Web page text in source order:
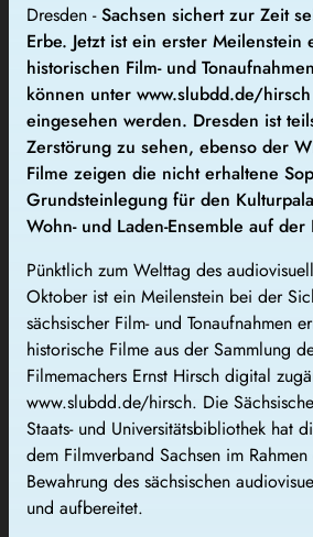
Dresden -Sachsen sichert zur Zeit
Erbe. Jetzt ist ein erster Meilenstein
historischen Film- und
können unter www.slubdd.de/
eingesehen werden. Dresden ist
Zerstörung zu sehen, ebenso der
Filme zeigen die nicht erhaltene
Grundsteinlegung für den
Wohn- und Laden-Ensemble auf
Pünktlich zum Welttag des
Oktober ist ein Meilenstein bei der
sächsischer Film- und Tonaufnahmen
historische Filme aus der Sammlung
Filmemachers Ernst Hirsch digital
www.slubdd.de/hirsch. Die
Staats- und Universitätsbibliothek hat
dem Filmverband Sachsen im
Bewahrung des sächsischen
und aufbereitet.